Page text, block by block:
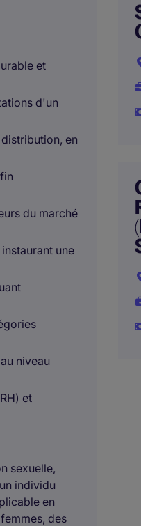
et
d'un
en
du marché
une
niveau
et
sexuelle,
individu
en
des